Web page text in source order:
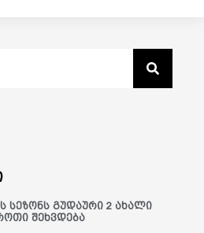
სეზონს გუდაური 2 ახალი
შეხვდება